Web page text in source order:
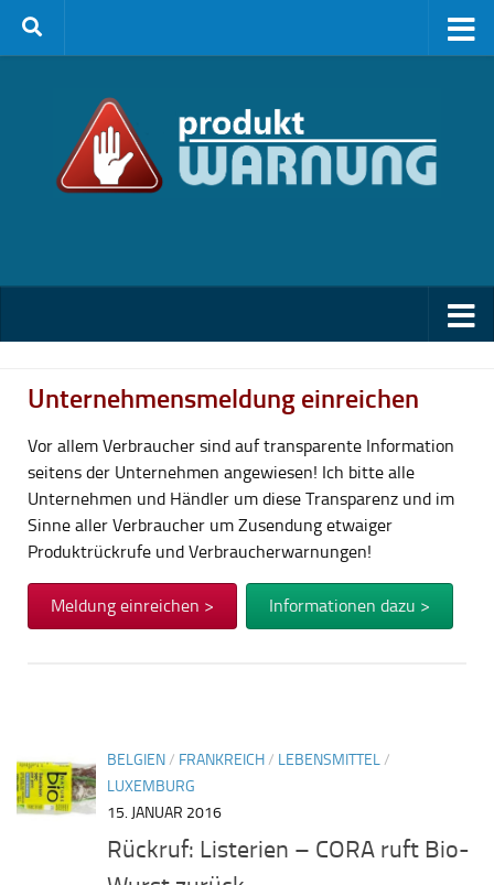
Zum Inhalt springen
Unternehmensmeldung einreichen
Vor allem Verbraucher sind auf transparente Information
seitens der Unternehmen angewiesen! Ich bitte alle
Unternehmen und Händler um diese Transparenz und im
Sinne aller Verbraucher um Zusendung etwaiger
Produktrückrufe und Verbraucherwarnungen!
Meldung einreichen > Informationen dazu >
BELGIEN/ FRANKREICH/ LEBENSMITTEL/
LUXEMBURG
15. JANUAR 2016
Rückruf: Listerien – CORA ruft Bio-